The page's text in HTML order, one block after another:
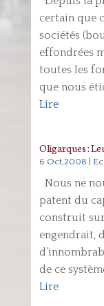
certain que
sociétés
effondrées
toutes les
que nous
Lire
Oligarques :
6 Oct,2008
Nous ne
patent du
construit
engendrait,
de ce
Lire